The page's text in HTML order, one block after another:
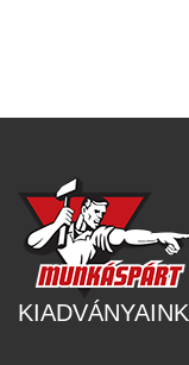
KIADVÁNYAINK